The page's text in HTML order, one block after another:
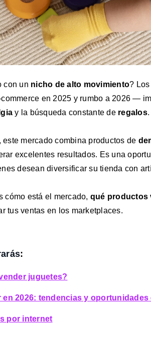
con un nicho de alto movimiento? Los
en 2025 y rumbo a 2026 —
y la búsqueda constante de regalos.
mercado combina productos de
excelentes resultados. Es una
desean diversificar su tienda con
cómo está el mercado, qué productos
tus ventas en los marketplaces.
:
juguetes?
2026: tendencias y oportunidades
por internet